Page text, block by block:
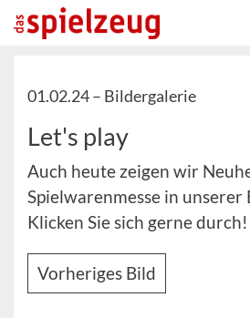
01.02.24 – Bildergalerie
Let's play
Auch heute zeigen wir
Spielwarenmesse in unserer
Klicken Sie sich gerne durch!
Vorheriges Bild